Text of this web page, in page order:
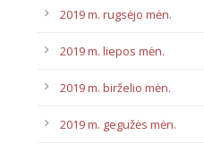
2019 m. rugsėjo mėn.
2019 m. liepos mėn.
2019 m. birželio mėn.
2019 m. gegužės mėn.